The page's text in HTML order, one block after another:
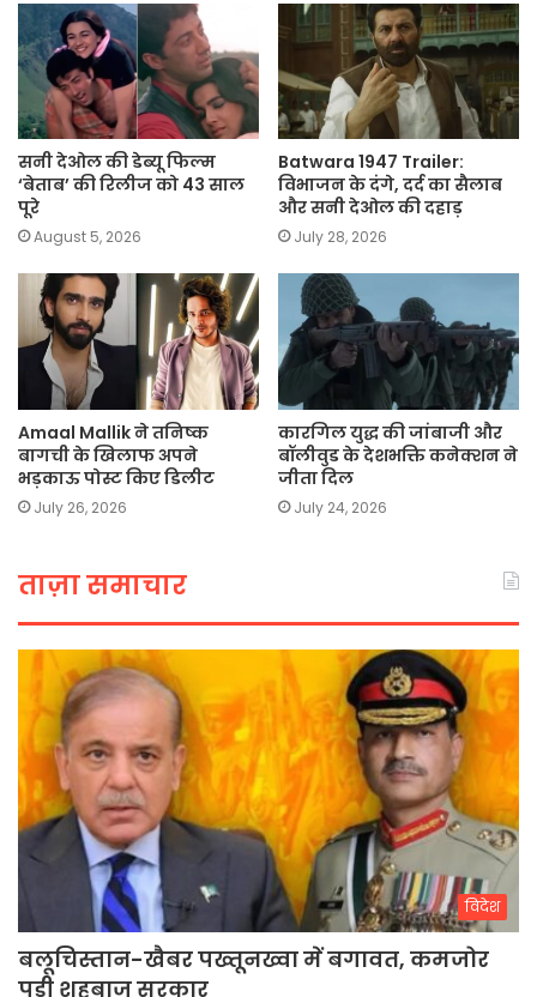
सनी देओल की डेब्यू फिल्म
‘बेताब’ की रिलीज को 43 साल
पूरे
August 5, 2026
Batwara 1947 Trailer:
विभाजन के दंगे, दर्द का सैलाब
और सनी देओल की दहाड़
July 28, 2026
Amaal Mallik ने तनिष्क
बागची के खिलाफ अपने
भड़काऊ पोस्ट किए डिलीट
July 26, 2026
कारगिल युद्ध की जांबाजी और
बॉलीवुड के देशभक्ति कनेक्शन ने
जीता दिल
July 24, 2026
ताज़ा समाचार
विदेश
बलूचिस्तान-खैबर पख्तूनख्वा में बगावत, कमजोर
पड़ी शहबाज सरकार